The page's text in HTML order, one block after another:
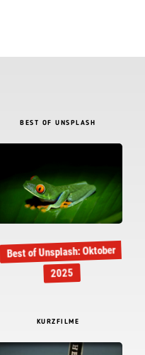
BEST OF UNSPLASH
Best of Unsplash: Oktober
2025
KURZFILME